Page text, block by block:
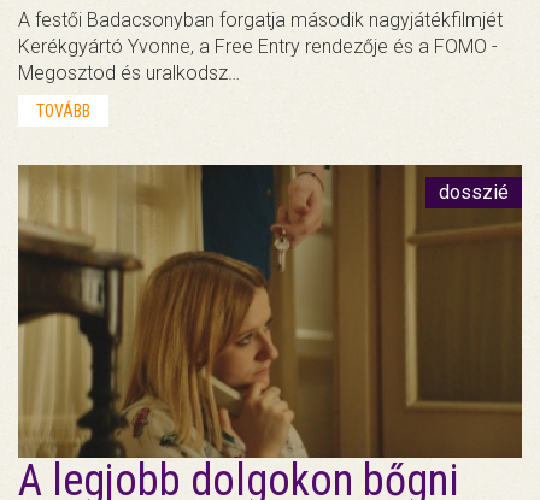
A festői Badacsonyban forgatja második nagyjátékfilmjét
Kerékgyártó Yvonne, a Free Entry rendezője és a FOMO -
Megosztod és uralkodsz…
TOVÁBB
dosszié
A legjobb dolgokon bőgni